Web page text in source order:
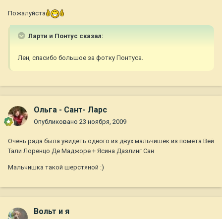
Пожалуйста
Ларти и Понтус сказал:
Лен, спасибо большое за фотку Понтуса.
Ольга - Сант- Ларс
Опубликовано 23 ноября, 2009
Очень рада была увидеть одного из двух мальчишек из помета Вей
Тали Лоренцо Де Маджоре + Ясина Дазлинг Сан
Мальчишка такой шерстяной :)
Вольт и я